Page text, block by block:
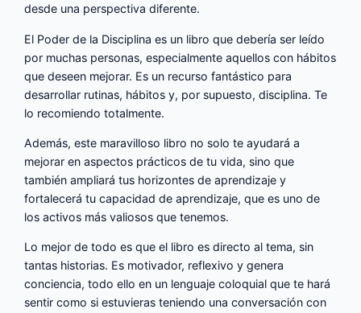
desde una perspectiva diferente.
El Poder de la Disciplina es un libro que debería ser leído
por muchas personas, especialmente aquellos con hábitos
que deseen mejorar. Es un recurso fantástico para
desarrollar rutinas, hábitos y, por supuesto, disciplina. Te
lo recomiendo totalmente.
Además, este maravilloso libro no solo te ayudará a
mejorar en aspectos prácticos de tu vida, sino que
también ampliará tus horizontes de aprendizaje y
fortalecerá tu capacidad de aprendizaje, que es uno de
los activos más valiosos que tenemos.
Lo mejor de todo es que el libro es directo al tema, sin
tantas historias. Es motivador, reflexivo y genera
conciencia, todo ello en un lenguaje coloquial que te hará
sentir como si estuvieras teniendo una conversación con